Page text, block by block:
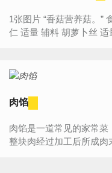
1张图片 “香菇营养菇。” 食材明细 主料 香菇 适量 肉馅 适量 虾
肉馅
肉馅是一道常见的家常
整块肉经过加工后所成肉